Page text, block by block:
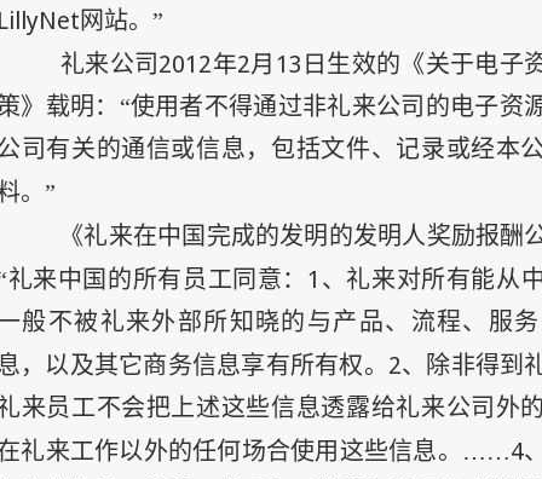
网站。”
礼来公司 2012年2月 13日生效的《关于电子
》载明：“使用者不得通过非礼来公司的电子资
司有关的通信或信息，包括文件、记录或经本
。”
《礼来在中国完成的发明的发明人奖励报酬
礼来中国的所有员工同意： 1 、礼来对所有能从
般不被礼来外部所知晓的与产品、流程、服
，以及其它商务信息享有所有权。 2、除非得到
来员工不会把上述这些信息透露给礼来公司外
礼来工作以外的任何场合使用这些信息。……4